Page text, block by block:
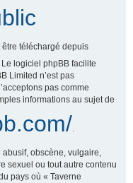
téléchargé depuis
Le logiciel phpBB facilite
Limited n’est pas
pas comme
informations au sujet de
.
obscène, vulgaire,
sexuel ou tout autre contenu
pays où « Taverne